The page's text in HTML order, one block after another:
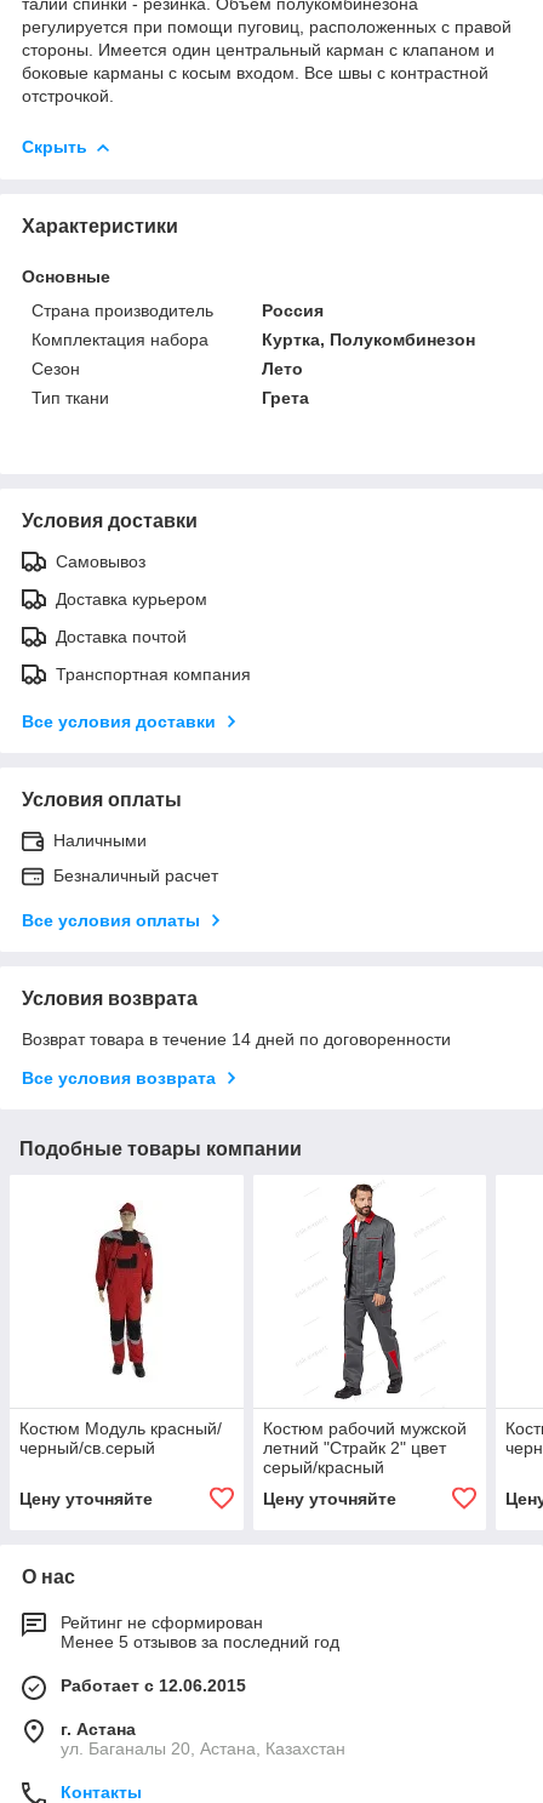
регулируется при помощи пуговиц, расположенных с правой
стороны. Имеется один центральный карман с клапаном и
боковые карманы с косым входом. Все швы с контрастной
отстрочкой.
Скрыть
Характеристики
Основные
Страна производитель
Россия
Комплектация набора
Куртка, Полукомбинезон
Сезон
Лето
Тип ткани
Грета
Условия доставки
Самовывоз
Доставка курьером
Доставка почтой
Транспортная компания
Все условия доставки
Условия оплаты
Наличными
Безналичный расчет
Все условия оплаты
Условия возврата
Возврат товара в течение 14 дней по договоренности
Все условия возврата
Подобные товары компании
Костюм Модуль красный/
черный/св.серый
Цену уточняйте
Костюм рабочий мужской
летний "Страйк 2" цвет
серый/красный
Цену уточняйте
О нас
Рейтинг не сформирован
Менее 5 отзывов за последний год
Работает с 12.06.2015
г. Астана
ул. Баганалы 20, Астана, Казахстан
Контакты